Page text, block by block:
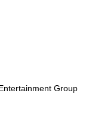
Group